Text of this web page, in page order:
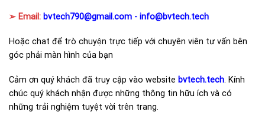
➢ Email: bvtech790@gmail.com - info@bvtech.tech
Hoặc chat để trò chuyện trực tiếp với chuyên viên tư vấn bên
góc phải màn hình của bạn
Cảm ơn quý khách đã truy cập vào website bvtech.tech. Kính
chúc quý khách nhận được những thông tin hữu ích và có
những trải nghiệm tuyệt vời trên trang.